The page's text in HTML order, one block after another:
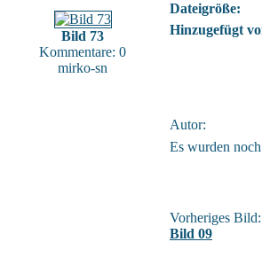
Bild 73
Kommentare: 0
mirko-sn
Dateigröße:
Hinzugefügt
Autor:
Es wurden
Vorheriges Bild:
Bild 09